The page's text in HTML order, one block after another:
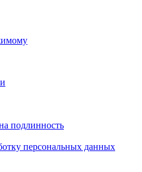
подлинность
персональных данных